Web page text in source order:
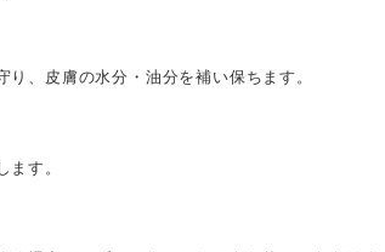
、皮膚の水分・油分を補い保ちます。
す。